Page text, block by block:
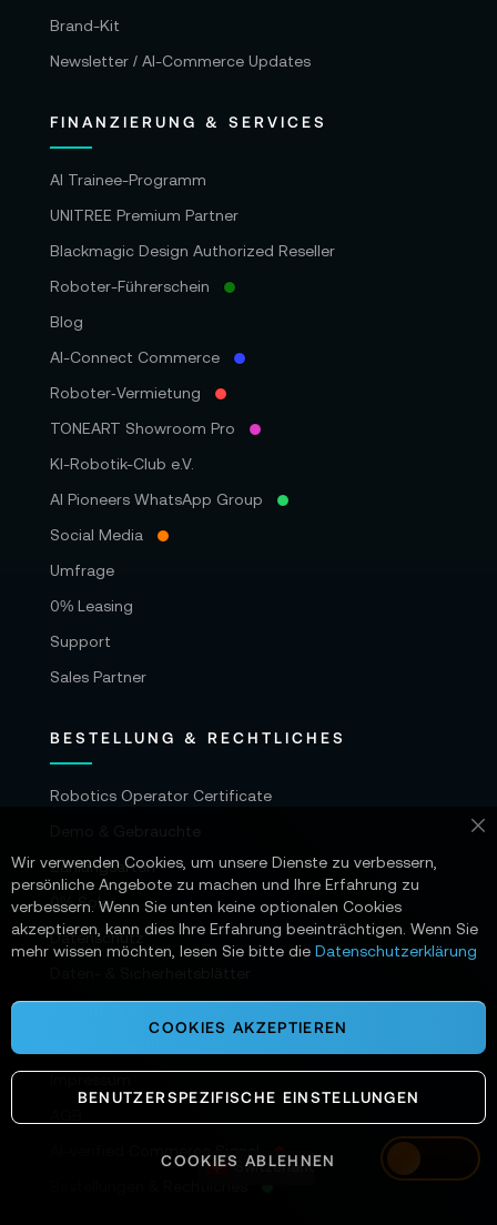
Switzerland
Brand-Kit
Newsletter / AI-Commerce Updates
FINANZIERUNG & SERVICES
AI Trainee-Programm
UNITREE Premium Partner
Blackmagic Design Authorized Reseller
Roboter-Führerschein
Blog
AI-Connect Commerce
Roboter‑Vermietung
TONEART Showroom Pro
KI-Robotik-Club e.V.
AI Pioneers WhatsApp Group
Social Media
Umfrage
0% Leasing
Support
Sales Partner
BESTELLUNG & RECHTLICHES
Robotics Operator Certificate
Zahlungsarten
0% Solar
Datenschutz
Wir verwenden Cookies, um unsere Dienste zu verbessern,
persönliche Angebote zu machen und Ihre Erfahrung zu
verbessern. Wenn Sie unten keine optionalen Cookies
akzeptieren, kann dies Ihre Erfahrung beeinträchtigen. Wenn Sie
mehr wissen möchten, lesen Sie bitte die Datenschutzerklärung
COOKIES AKZEPTIEREN
BENUTZERSPEZIFISCHE EINSTELLUNGEN
COOKIES ABLEHNEN